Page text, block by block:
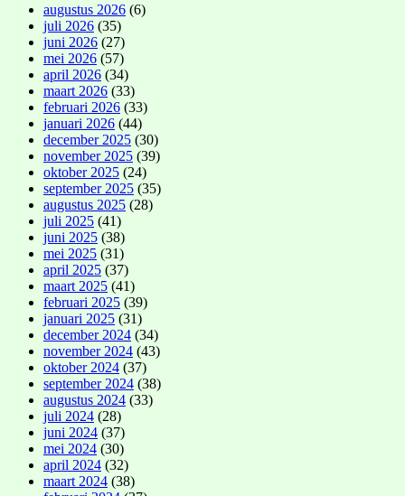
augustus 2026 (6)
juli 2026 (35)
juni 2026 (27)
mei 2026 (57)
april 2026 (34)
maart 2026 (33)
februari 2026 (33)
januari 2026 (44)
december 2025 (30)
november 2025 (39)
oktober 2025 (24)
september 2025 (35)
augustus 2025 (28)
juli 2025 (41)
juni 2025 (38)
mei 2025 (31)
april 2025 (37)
maart 2025 (41)
februari 2025 (39)
januari 2025 (31)
december 2024 (34)
november 2024 (43)
oktober 2024 (37)
september 2024 (38)
augustus 2024 (33)
juli 2024 (28)
juni 2024 (37)
mei 2024 (30)
april 2024 (32)
maart 2024 (38)